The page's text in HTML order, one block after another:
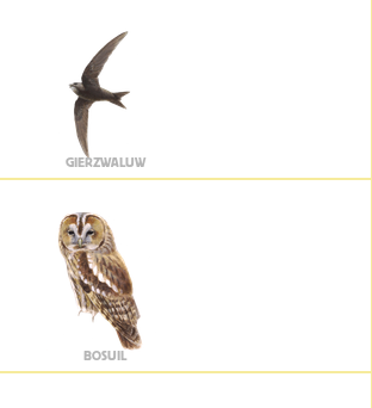
GIERZWALUW
BOSUIL